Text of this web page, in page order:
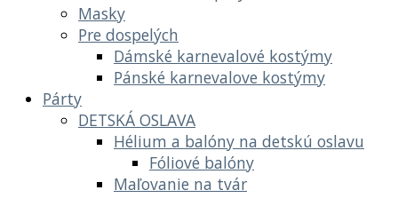
Masky
Pre dospelých
Dámské karnevalové kostýmy
Pánské karnevalove kostýmy
Párty
DETSKÁ OSLAVA
Hélium a balóny na detskú oslavu
Fóliové balóny
Maľovanie na tvár